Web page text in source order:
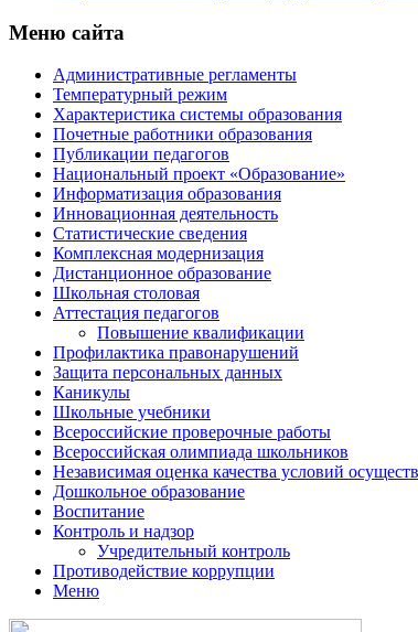
Меню сайта
Административные регламенты
Температурный режим
Характеристика системы образования
Почетные работники образования
Публикации педагогов
Национальный проект «Образование»
Информатизация образования
Инновационная деятельность
Статистические сведения
Комплексная модернизация
Дистанционное образование
Школьная столовая
Аттестация педагогов
Повышение квалификации
Профилактика правонарушений
Защита персональных данных
Каникулы
Школьные учебники
Всероссийские проверочные работы
Всероссийская олимпиада школьников
Независимая оценка качества условий
Дошкольное образование
Воспитание
Контроль и надзор
Учредительный контроль
Противодействие коррупции
Меню